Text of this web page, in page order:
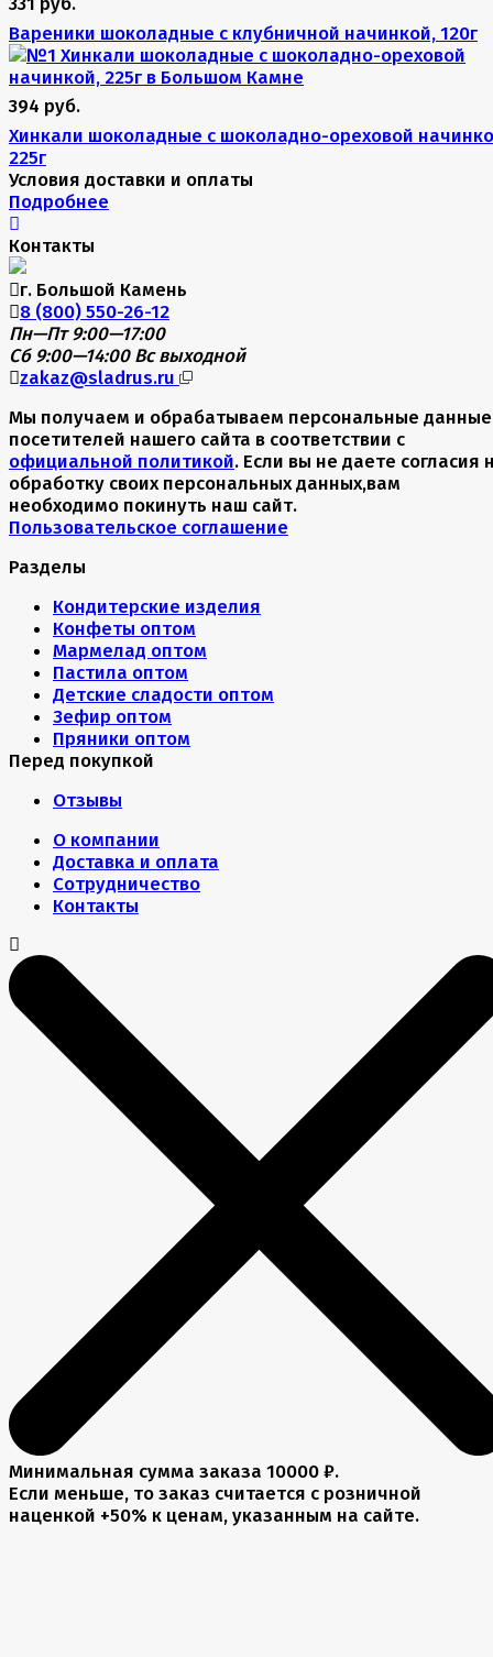
Вареники шоколадные с клубничной начинкой, 120г
394 руб.
Хинкали шоколадные с шоколадно-ореховой
225г
Условия доставки и оплаты
Подробнее
Контакты
г. Большой Камень
8 (800) 550-26-12
Пн—Пт 9:00—17:00
Сб 9:00—14:00 Вс выходной
zakaz@sladrus.ru
Мы получаем и обрабатываем персональные данные
посетителей нашего сайта в соответствии с
официальной политикой. Если вы не даете согласия
обработку своих персональных данных,вам
необходимо покинуть наш сайт.
Пользовательское соглашение
Разделы
Кондитерские изделия
Конфеты оптом
Мармелад оптом
Пастила оптом
Детские сладости оптом
Зефир оптом
Пряники оптом
Перед покупкой
Отзывы
О компании
Доставка и оплата
Сотрудничество
Контакты
Минимальная сумма заказа 10000 ₽.
Если меньше, то заказ считается с розничной
наценкой +50% к ценам, указанным на сайте.